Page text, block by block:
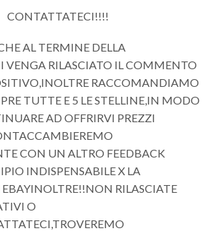
CONTATTATECI!!!!
AL TERMINE DELLA
VENGA RILASCIATO IL COMMENTO
RACCOMANDIAMO
TUTTE E 5 LE STELLINE,IN MODO
AD OFFRIRVI PREZZI
CON UN ALTRO FEEDBACK
INDISPENSABILE X LA
RILASCIATE
O